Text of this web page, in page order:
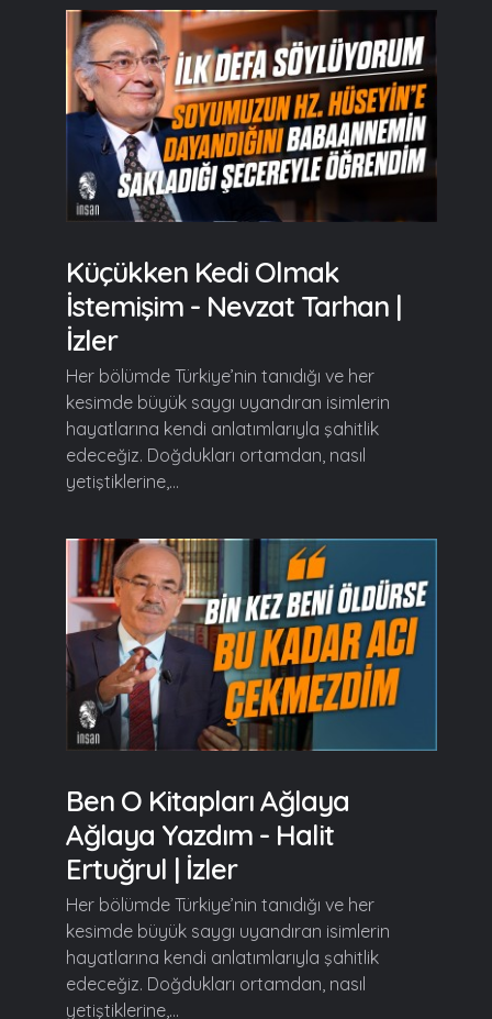
Küçükken Kedi Olmak
İstemişim - Nevzat Tarhan |
İzler
Her bölümde Türkiye’nin tanıdığı ve her
kesimde büyük saygı uyandıran isimlerin
hayatlarına kendi anlatımlarıyla şahitlik
edeceğiz. Doğdukları ortamdan, nasıl
yetiştiklerine,...
Ben O Kitapları Ağlaya
Ağlaya Yazdım - Halit
Ertuğrul | İzler
Her bölümde Türkiye’nin tanıdığı ve her
kesimde büyük saygı uyandıran isimlerin
hayatlarına kendi anlatımlarıyla şahitlik
edeceğiz. Doğdukları ortamdan, nasıl
yetiştiklerine,...